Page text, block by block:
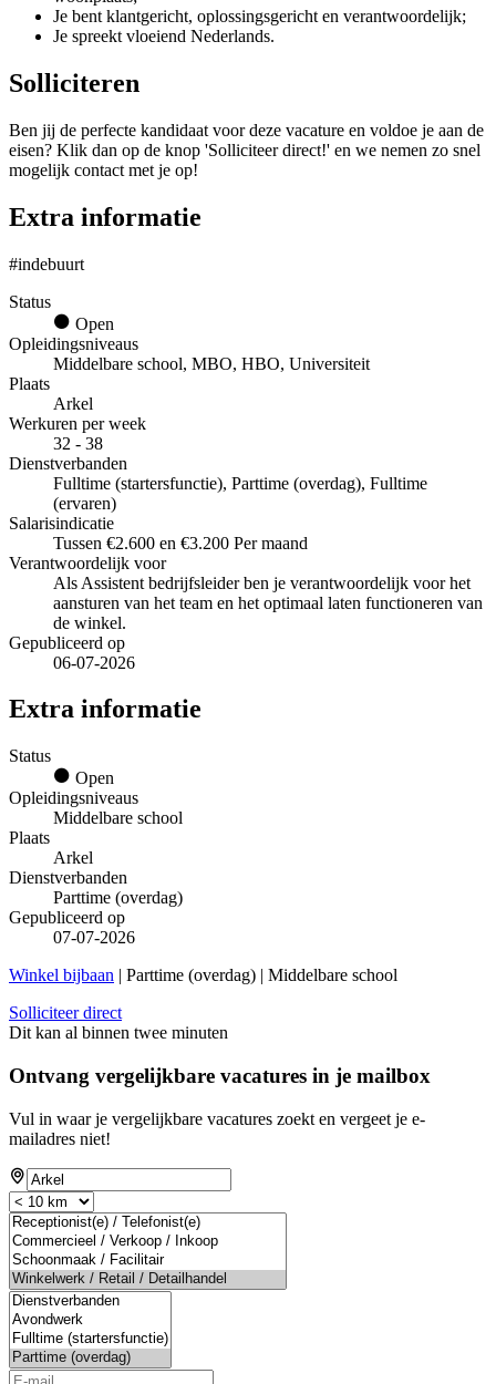
Je bent klantgericht, oplossingsgericht en verantwoordelijk;
Je spreekt vloeiend Nederlands.
Solliciteren
Ben jij de perfecte kandidaat voor deze vacature en voldoe je aan de
eisen? Klik dan op de knop 'Solliciteer direct!' en we nemen zo snel
mogelijk contact met je op!
Extra informatie
#indebuurt
Status
Open
Opleidingsniveaus
Middelbare school, MBO, HBO, Universiteit
Plaats
Arkel
Werkuren per week
32 - 38
Dienstverbanden
Fulltime (startersfunctie), Parttime (overdag), Fulltime
(ervaren)
Salarisindicatie
Tussen €2.600 en €3.200 Per maand
Verantwoordelijk voor
Als Assistent bedrijfsleider ben je verantwoordelijk voor het
aansturen van het team en het optimaal laten functioneren van
de winkel.
Gepubliceerd op
06-07-2026
Extra informatie
Status
Open
Opleidingsniveaus
Middelbare school
Plaats
Arkel
Dienstverbanden
Parttime (overdag)
Gepubliceerd op
07-07-2026
Winkel bijbaan | Parttime (overdag) | Middelbare school
Solliciteer direct
Dit kan al binnen twee minuten
Ontvang vergelijkbare vacatures in je mailbox
Vul in waar je vergelijkbare vacatures zoekt en vergeet je e-
mailadres niet!